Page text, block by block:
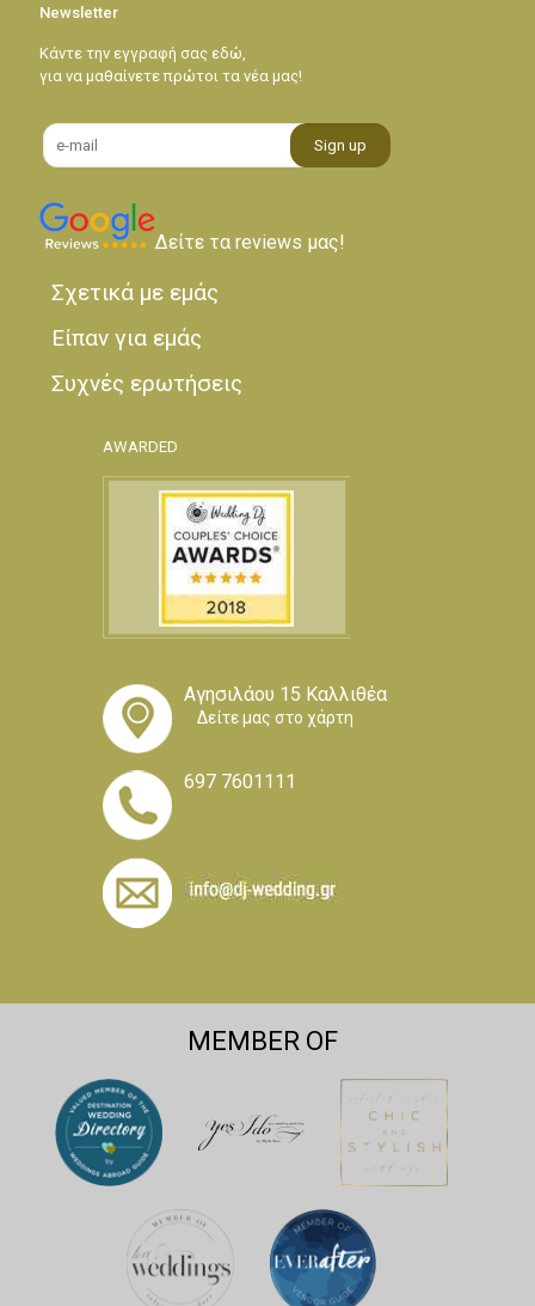
Newsletter
Κάντε την εγγραφή σας εδώ,
για να μαθαίνετε πρώτοι τα νέα μας!
Δείτε τα reviews μας!
Σχετικά με εμάς
Είπαν για εμάς
Συχνές ερωτήσεις
AWARDED
Αγησιλάου 15 Καλλιθέα
Δείτε μας στο χάρτη
697 7601111
MEMBER OF